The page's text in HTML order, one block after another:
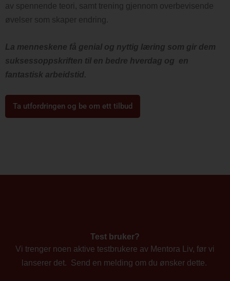
av spennende teori, samt trening gjennom overbevisende
øvelser som skaper endring.
La menneskene få genial og nyttig læring som gir dem
suksessoppskriften til en bedre hverdag og en
fantastisk arbeidstid.
Ta utfordringen og be om ett tilbud
Test bruker?
Vi trenger noen aktive testbrukere av Mentora Liv, før vi
lanserer det. Send en melding om du ønsker dette.